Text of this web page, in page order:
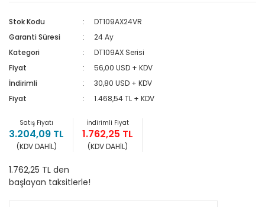
Stok Kodu
DT109AX24VR
Garanti Süresi
24 Ay
Kategori
DT109AX Serisi
Fiyat
56,00 USD + KDV
İndirimli
30,80 USD + KDV
Fiyat
1.468,54 TL + KDV
Satış Fiyatı
3.204,09 TL
(KDV DAHİL)
İndirimli Fiyat
1.762,25 TL
(KDV DAHİL)
1.762,25 TL den
başlayan taksitlerle!